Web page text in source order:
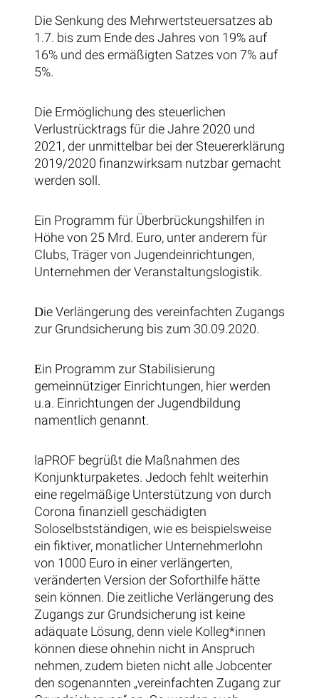
Die Senkung des Mehrwertsteuersatzes ab
1.7. bis zum Ende des Jahres von 19% auf
16% und des ermäßigten Satzes von 7% auf
5%.
Die Ermöglichung des steuerlichen
Verlustrücktrags für die Jahre 2020 und
2021, der unmittelbar bei der Steuererklärung
2019/2020 finanzwirksam nutzbar gemacht
werden soll.
Ein Programm für Überbrückungshilfen in
Höhe von 25 Mrd. Euro, unter anderem für
Clubs, Träger von Jugendeinrichtungen,
Unternehmen der Veranstaltungslogistik.
Die Verlängerung des vereinfachten Zugangs
zur Grundsicherung bis zum 30.09.2020.
Ein Programm zur Stabilisierung
gemeinnütziger Einrichtungen, hier werden
u.a. Einrichtungen der Jugendbildung
namentlich genannt.
laPROF begrüßt die Maßnahmen des
Konjunkturpaketes. Jedoch fehlt weiterhin
eine regelmäßige Unterstützung von durch
Corona finanziell geschädigten
Soloselbstständigen, wie es beispielsweise
ein fiktiver, monatlicher Unternehmerlohn
von 1000 Euro in einer verlängerten,
veränderten Version der Soforthilfe hätte
sein können. Die zeitliche Verlängerung des
Zugangs zur Grundsicherung ist keine
adäquate Lösung, denn viele Kolleg*innen
können diese ohnehin nicht in Anspruch
nehmen, zudem bieten nicht alle Jobcenter
den sogenannten „vereinfachten Zugang zur